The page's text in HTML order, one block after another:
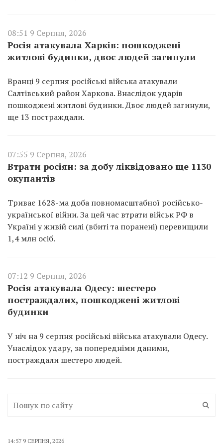
08:51 9 Серпня, 2026
Росія атакувала Харків: пошкоджені
житлові будинки, двоє людей загинули
Вранці 9 серпня російські війська атакували
Салтівський район Харкова. Внаслідок ударів
пошкоджені житлові будинки. Двоє людей загинули,
ще 13 постраждали.
07:55 9 Серпня, 2026
Втрати росіян: за добу ліквідовано ще 1130
окупантів
Триває 1628-ма доба повномасштабної російсько-
української війни. За цей час втрати військ РФ в
Україні у живій силі (вбиті та поранені) перевищили
1,4 млн осіб.
07:12 9 Серпня, 2026
Росія атакувала Одесу: шестеро
постраждалих, пошкоджені житлові
будинки
У ніч на 9 серпня російські війська атакували Одесу.
Унаслідок удару, за попередніми даними,
постраждали шестеро людей.
14:57 9 СЕРПНЯ, 2026